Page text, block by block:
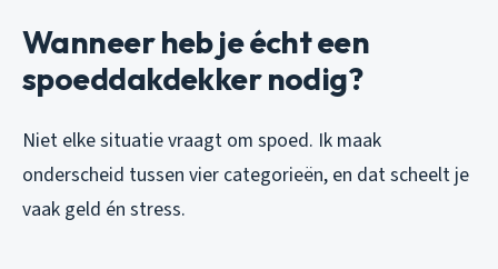
Wanneer heb je écht een
spoeddakdekker nodig?
Niet elke situatie vraagt om spoed. Ik maak
onderscheid tussen vier categorieën, en dat scheelt je
vaak geld én stress.